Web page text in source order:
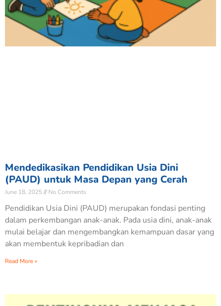
Mendedikasikan Pendidikan Usia Dini
(PAUD) untuk Masa Depan yang Cerah
June 18, 2025 No Comments
Pendidikan Usia Dini (PAUD) merupakan fondasi penting
dalam perkembangan anak-anak. Pada usia dini, anak-anak
mulai belajar dan mengembangkan kemampuan dasar yang
akan membentuk kepribadian dan
Read More »